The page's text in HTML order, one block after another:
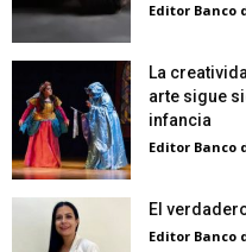
Editor Banco
La
arte sigue
infancia
Editor Banco
El
Editor Banco